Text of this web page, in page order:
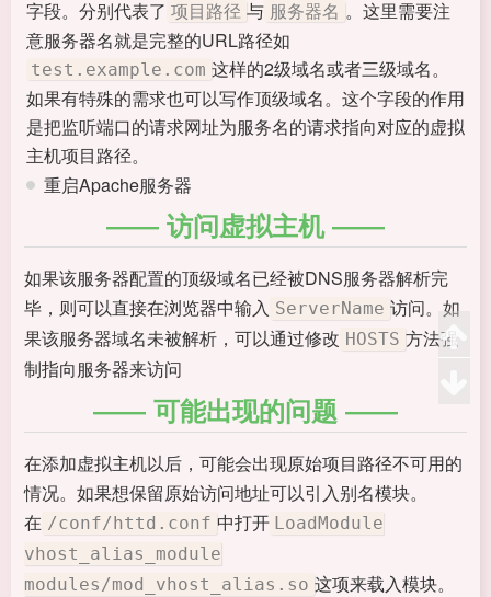
字段。分别代表了 项目路径 与 服务器名 。这里需要注
意服务器名就是完整的URL路径如
test.example.com 这样的2级域名或者三级域名。
如果有特殊的需求也可以写作顶级域名。这个字段的作用
是把监听端口的请求网址为服务名的请求指向对应的虚拟
主机项目路径。
重启Apache服务器
访问虚拟主机
如果该服务器配置的顶级域名已经被DNS服务器解析完
毕，则可以直接在浏览器中输入 ServerName 访问。如
果该服务器域名未被解析，可以通过修改 HOSTS 方法强
制指向服务器来访问
可能出现的问题
在添加虚拟主机以后，可能会出现原始项目路径不可用的
情况。如果想保留原始访问地址可以引入别名模块。
在 /conf/httd.conf 中打开 LoadModule
vhost_alias_module
modules/mod_vhost_alias.so 这项来载入模块。